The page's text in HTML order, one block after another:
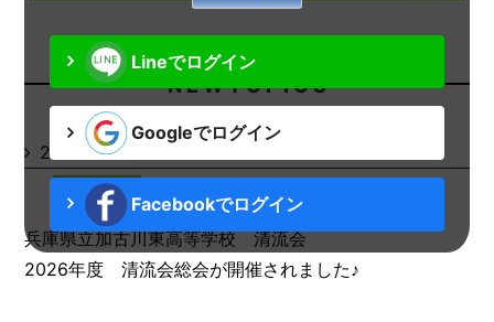
Lineでログイン
Googleでログイン
Facebookでログイン
N E W T O P I C S
2026.08.07
お知らせ
兵庫県立加古川東高等学校 清流会
2026年度 清流会総会が開催されました♪